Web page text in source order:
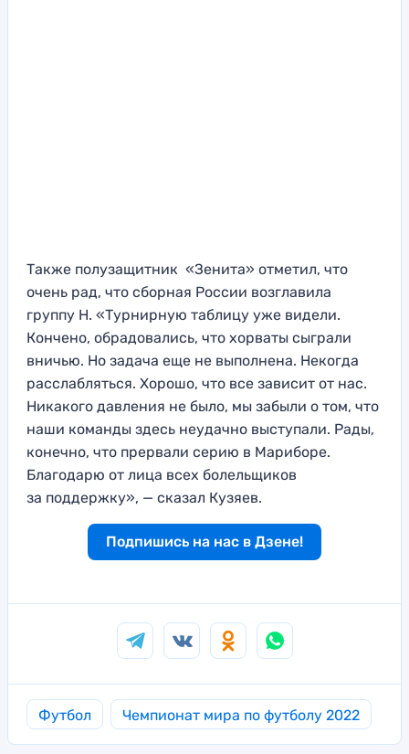
Также полузащитник «Зенита» отметил, что
очень рад, что сборная России возглавила
группу H. «Турнирную таблицу уже видели.
Кончено, обрадовались, что хорваты сыграли
вничью. Но задача еще не выполнена. Некогда
расслабляться. Хорошо, что все зависит от нас.
Никакого давления не было, мы забыли о том, что
наши команды здесь неудачно выступали. Рады,
конечно, что прервали серию в Мариборе.
Благодарю от лица всех болельщиков
за поддержку», — сказал Кузяев.
Подпишись на нас в Дзене!
Футбол Чемпионат мира по футболу 2022